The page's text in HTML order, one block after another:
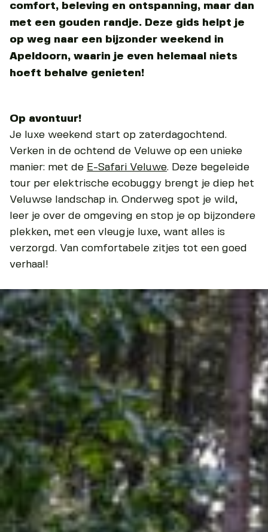
comfort, beleving en ontspanning, maar dan
met een gouden randje. Deze gids helpt je
op weg naar een bijzonder weekend in
Apeldoorn, waarin je even helemaal niets
hoeft behalve genieten!
Op avontuur!
Je luxe weekend start op zaterdagochtend.
Verken in de ochtend de Veluwe op een unieke
manier: met de E-Safari Veluwe. Deze begeleide
tour per elektrische ecobuggy brengt je diep het
Veluwse landschap in. Onderweg spot je wild,
leer je over de omgeving en stop je op bijzondere
plekken, met een vleugje luxe, want alles is
verzorgd. Van comfortabele zitjes tot een goed
verhaal!